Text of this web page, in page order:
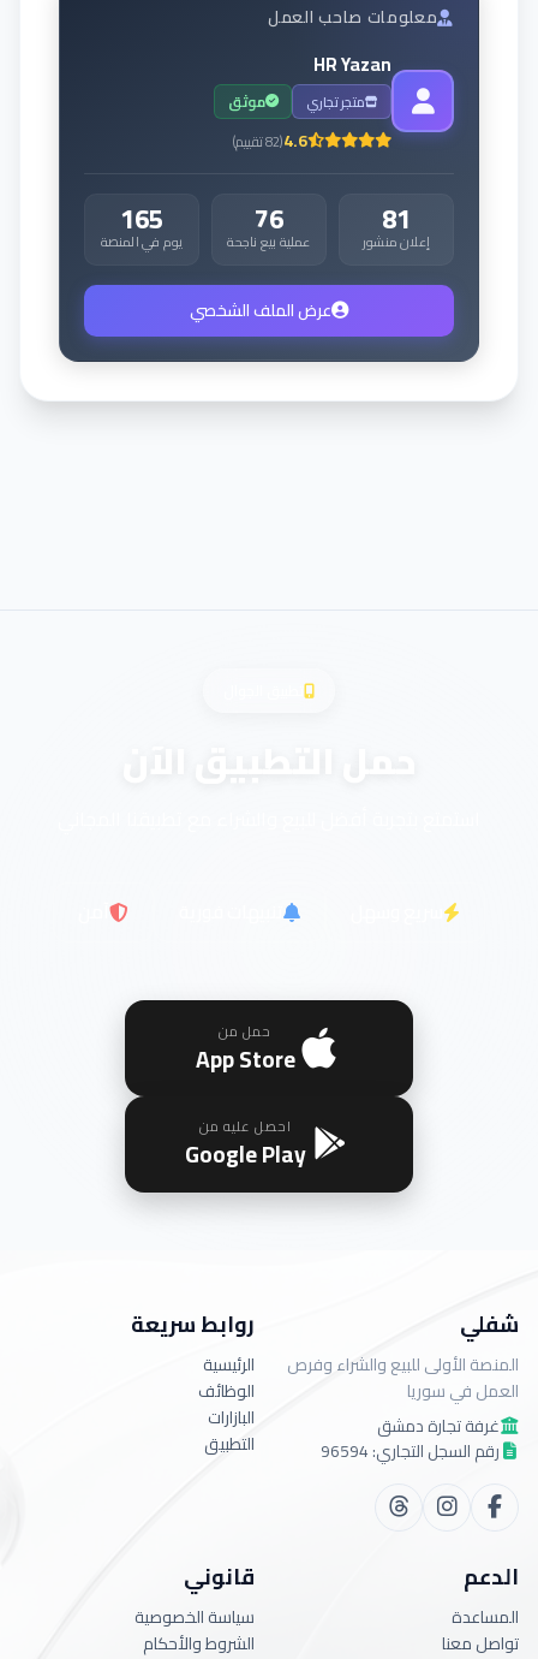
معلومات صاحب العمل
HR Yazan
متجر تجاري موثق
4.6
(
82تقييم)
81
إعلان منشور 76
عملية بيع ناجحة 165
يوم في المنصة
عرض الملف الشخصي
حمل التطبيق الآن
حمل من
App Store
احصل عليه من
Google Play
شفلي
المنصة الأولى للبيع والشراء وفرص
العمل في سوريا
غرفة تجارة دمشق
رقم السجل التجاري: 96594
روابط سريعة
الرئيسية
الوظائف
البازارات
التطبيق
الدعم
المساعدة
تواصل معنا
قانوني
سياسة الخصوصية
الشروط والأحكام